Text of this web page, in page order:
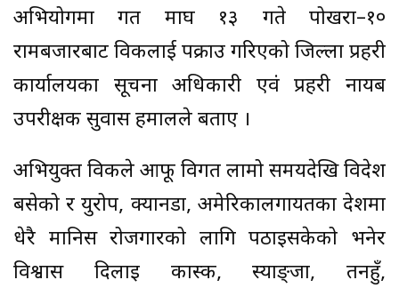
अभियोगमा गत माघ १३ गते पोखरा–१०
रामबजारबाट विकलाई पक्राउ गरिएको जिल्ला प्रहरी
कार्यालयका सूचना अधिकारी एवं प्रहरी नायब
उपरीक्षक सुवास हमालले बताए ।
अभियुक्त विकले आफू विगत लामो समयदेखि विदेश
बसेको र युरोप, क्यानडा, अमेरिकालगायतका देशमा
धेरै मानिस रोजगारको लागि पठाइसकेको भनेर
विश्वास दिलाइ कास्की, स्याङ्जा, तनहुँ,